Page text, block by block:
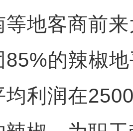
等地客商前
85%的辣椒
均利润在